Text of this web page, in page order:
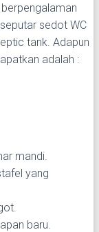
sedot WC
tank. Adapun
adalah :
mandi.
yang
baru.